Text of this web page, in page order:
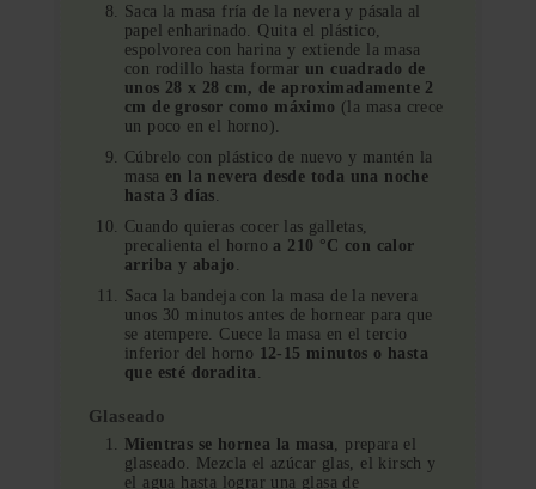
Saca la masa fría de la nevera y pásala al
papel enharinado. Quita el plástico,
espolvorea con harina y extiende la masa
con rodillo hasta formar un cuadrado de
unos 28 x 28 cm, de aproximadamente 2
cm de grosor como máximo (la masa crece
un poco en el horno).
Cúbrelo con plástico de nuevo y mantén la
masa en la nevera desde toda una noche
hasta 3 días
Cuando quieras cocer las galletas,
precalienta el horno a 210 °C con calor
arriba y abajo
Saca la bandeja con la masa de la nevera
unos 30 minutos antes de hornear para que
se atempere. Cuece la masa en el tercio
inferior del horno 12-15 minutos o hasta
que esté doradita
Glaseado
Mientras se hornea la masa , prepara el
glaseado. Mezcla el azúcar glas, el kirsch y
el agua hasta lograr una glasa de